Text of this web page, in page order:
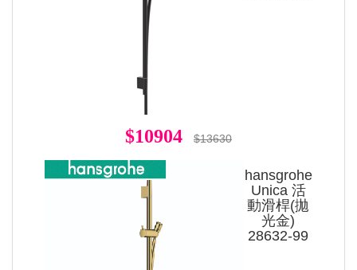
$10904 $13630
hansgrohe
Unica 活
動滑桿(拋
光金)
28632-99